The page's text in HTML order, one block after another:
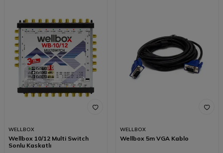
WELLBOX
Wellbox 10/12 Multi Switch
Sonlu Kaskatlı
WELLBOX
Wellbox 5m VGA Kablo